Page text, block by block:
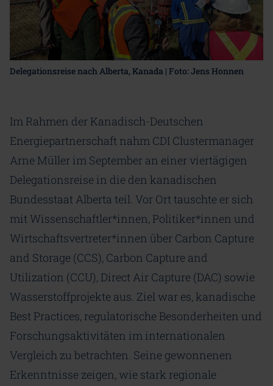
Delegationsreise nach Alberta, Kanada | Foto: Jens Honnen
Im Rahmen der Kanadisch-Deutschen
Energiepartnerschaft nahm CDI Clustermanager
Arne Müller im September an einer viertägigen
Delegationsreise in die den kanadischen
Bundesstaat Alberta teil. Vor Ort tauschte er sich
mit Wissenschaftler*innen, Politiker*innen und
Wirtschaftsvertreter*innen über Carbon Capture
and Storage (CCS), Carbon Capture and
Utilization (CCU), Direct Air Capture (DAC) sowie
Wasserstoffprojekte aus. Ziel war es, kanadische
Best Practices, regulatorische Besonderheiten und
Forschungsaktivitäten im internationalen
Vergleich zu betrachten. Seine gewonnenen
Erkenntnisse zeigen, wie stark regionale